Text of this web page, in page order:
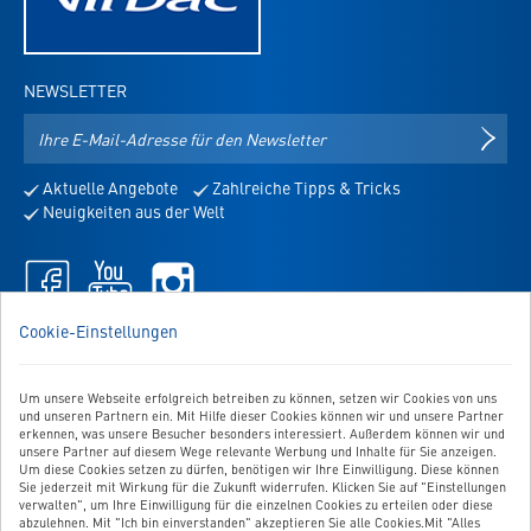
Cookie-Einstellungen
Um unsere Webseite erfolgreich betreiben zu können, setzen wir Cookies von uns
und unseren Partnern ein. Mit Hilfe dieser Cookies können wir und unsere Partner
erkennen, was unsere Besucher besonders interessiert. Außerdem können wir und
unsere Partner auf diesem Wege relevante Werbung und Inhalte für Sie anzeigen.
Um diese Cookies setzen zu dürfen, benötigen wir Ihre Einwilligung. Diese können
Sie jederzeit mit Wirkung für die Zukunft widerrufen. Klicken Sie auf "Einstellungen
verwalten", um Ihre Einwilligung für die einzelnen Cookies zu erteilen oder diese
abzulehnen. Mit "Ich bin einverstanden" akzeptieren Sie alle Cookies.Mit "Alles
NEWSLETTER
Mail-
für
den
Aktuelle Angebote
Zahlreiche Tipps & Tricks
Neuigkeiten aus der Welt
Facebook
-
in
Tab
Youtube
-
in
Tab
-
Tab
WIR SIND FÜR SIE DA!
Zum Kontaktformular
BESTELLUNG WIDERRUFEN